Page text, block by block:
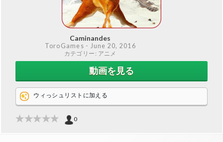
Caminandes
ToroGames - June 20, 2016
カテゴリー: アニメ
動画を見る
ウィっシュリストに加える
0